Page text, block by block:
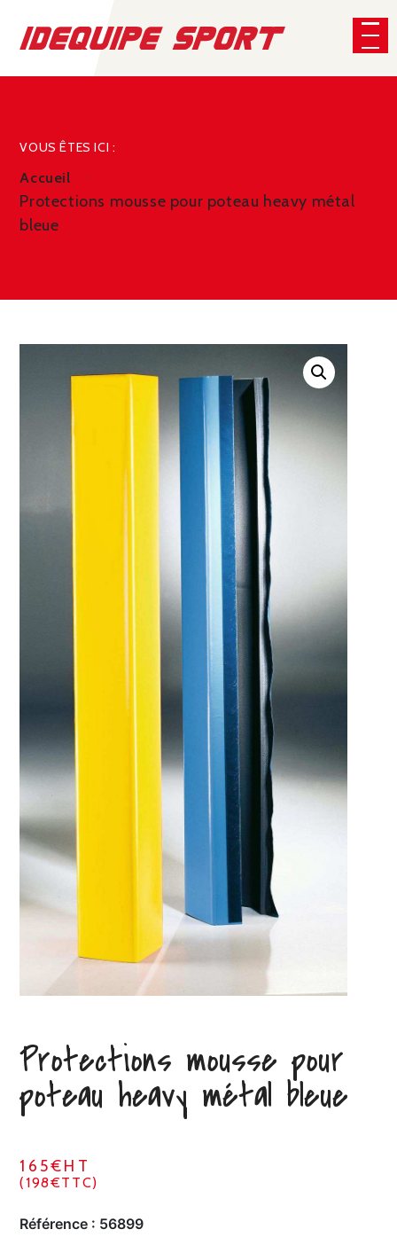
VOUS ÊTES ICI :
Accueil
Protections mousse pour poteau heavy métal
bleue
Protections mousse pour
poteau heavy métal bleue
165€HT
(198€TTC)
Référence : 56899